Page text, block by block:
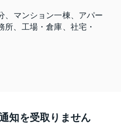
、マンション一棟、アパー
所、工場・倉庫、社宅・
知を受取りません